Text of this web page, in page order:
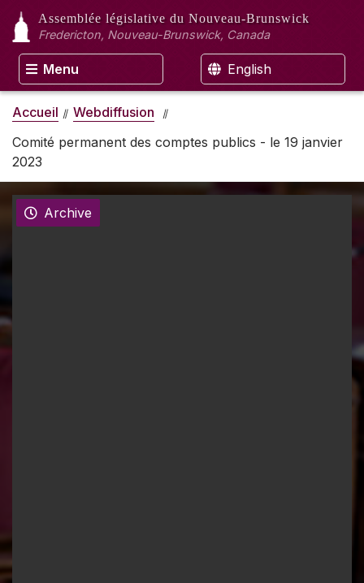
Assemblée législative du Nouveau-Brunswick
Fredericton, Nouveau-Brunswick, Canada
Menu English
Accueil
Webdiffusion
Comité permanent des comptes publics - le 19 janvier
2023
Archive